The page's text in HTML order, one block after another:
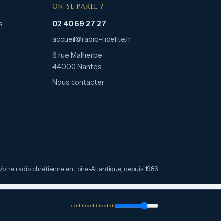
ON SE PARLE ?
02 40 69 27 27
accueil@radio-fidelite.fr
6 rue Malherbe
44000 Nantes
Nous contacter
radio chrétienne en Loire-Atlantique, depuis 1986.